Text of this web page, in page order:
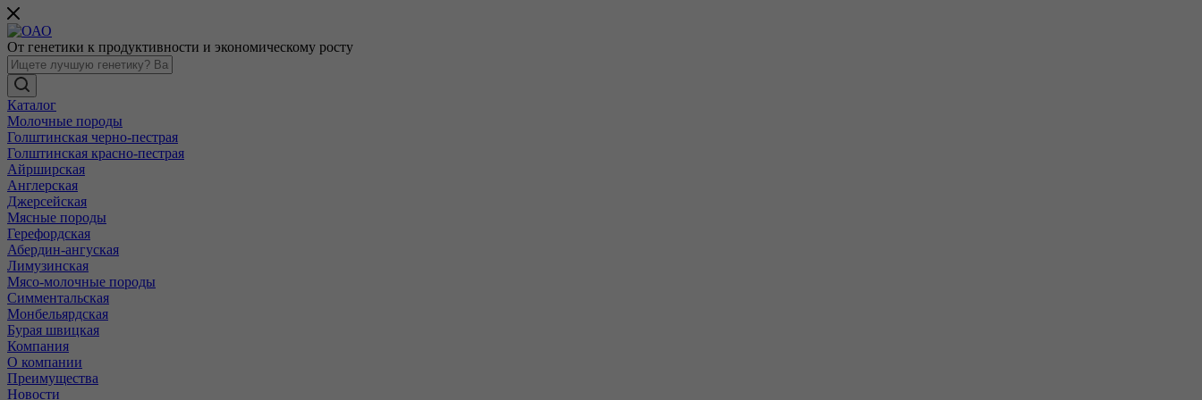
От генетики к продуктивности и экономическому росту
Каталог
Молочные породы
Голштинская черно-пестрая
Голштинская красно-пестрая
Айрширская
Англерская
Джерсейская
Мясные породы
Герефордская
Абердин-ангуская
Лимузинская
Мясо-молочные породы
Симментальская
Монбельярдская
Бурая швицкая
Компания
О компании
Преимущества
Новости